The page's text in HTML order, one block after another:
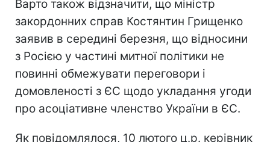
Варто також відзначити, що міністр
закордонних справ Костянтин Грищенко
заявив в середині березня, що відносини
з Росією у частині митної політики не
повинні обмежувати переговори і
домовленості з ЄС щодо укладання угоди
про асоціативне членство України в ЄС.
Як повідомлялося, 10 лютого ц.р. керівник